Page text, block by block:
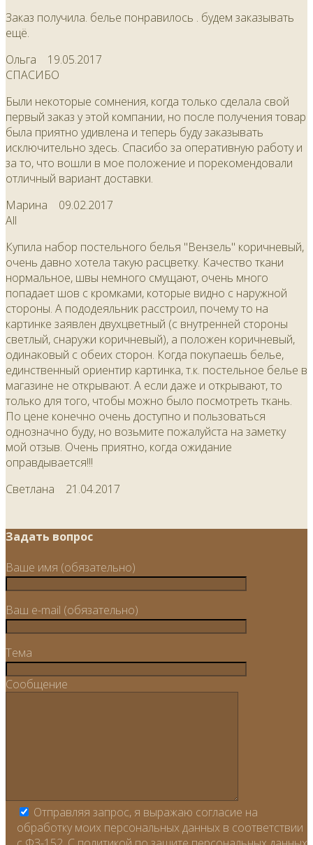
Заказ получила. белье понравилось . будем заказывать
ещё.
Ольга 19.05.2017
СПАСИБО
Были некоторые сомнения, когда только сделала свой
первый заказ у этой компании, но после получения товар
была приятно удивлена и теперь буду заказывать
исключительно здесь. Спасибо за оперативную работу и
за то, что вошли в мое положение и порекомендовали
отличный вариант доставки.
Марина 09.02.2017
All
Купила набор постельного белья "Вензель" коричневый,
очень давно хотела такую расцветку. Качество ткани
нормальное, швы немного смущают, очень много
попадает шов с кромками, которые видно с наружной
стороны. А пододеяльник расстроил, почему то на
картинке заявлен двухцветный (с внутренней стороны
светлый, снаружи коричневый), а положен коричневый,
одинаковый с обеих сторон. Когда покупаешь белье,
единственный ориентир картинка, т.к. постельное белье в
магазине не открывают. А если даже и открывают, то
только для того, чтобы можно было посмотреть ткань.
По цене конечно очень доступно и пользоваться
однозначно буду, но возьмите пожалуйста на заметку
мой отзыв. Очень приятно, когда ожидание
оправдывается!!!
Светлана 21.04.2017
Задать вопрос
Ваше имя (обязательно)
Ваш e-mail (обязательно)
Тема
Сообщение
Отправляя запрос, я выражаю согласие на
обработку моих персональных данных в соответствии